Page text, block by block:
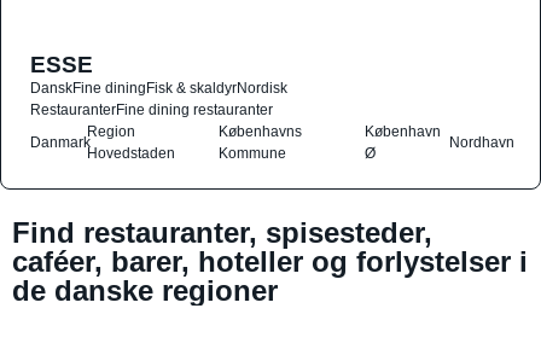
ESSE
DanskFine diningFisk & skaldyrNordisk
RestauranterFine dining restauranter
Danmark
Region
Hovedstaden
Københavns
Kommune
København
Ø
Nordhavn
Find restauranter, spisesteder,
caféer, barer, hoteller og forlystelser i
de danske regioner